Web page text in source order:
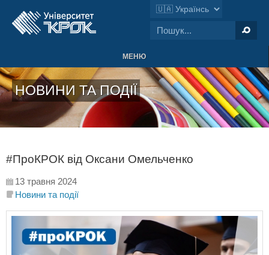
МЕНЮ
НОВИНИ ТА ПОДІЇ
#ПроКРОК від Оксани Омельченко
13 травня 2024
Новини та події